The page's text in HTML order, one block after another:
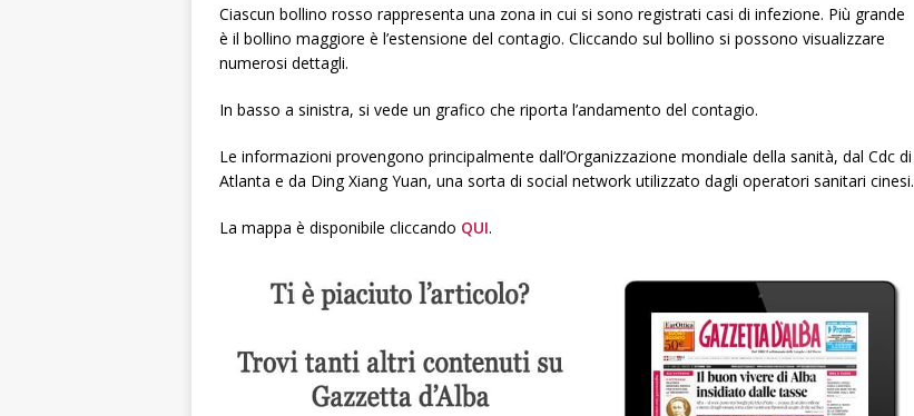
Ciascun bollino rosso rappresenta una zona in cui si sono registrati casi di infezione. Più grande
è il bollino maggiore è l’estensione del contagio. Cliccando sul bollino si possono visualizzare
numerosi dettagli.
In basso a sinistra, si vede un grafico che riporta l’andamento del contagio.
Le informazioni provengono principalmente dall’Organizzazione mondiale della sanità, dal Cdc di
Atlanta e da Ding Xiang Yuan, una sorta di social network utilizzato dagli operatori sanitari cinesi.
La mappa è disponibile cliccando QUI.